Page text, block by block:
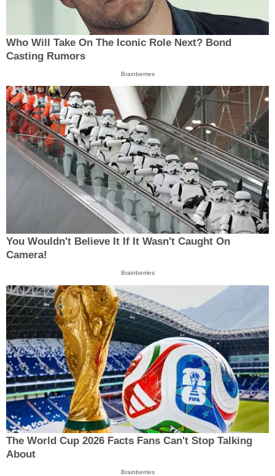
Who Will Take On The Iconic Role Next? Bond
Casting Rumors
Brainberries
You Wouldn't Believe It If It Wasn't Caught On
Camera!
Brainberries
The World Cup 2026 Facts Fans Can't Stop Talking
About
Brainberries